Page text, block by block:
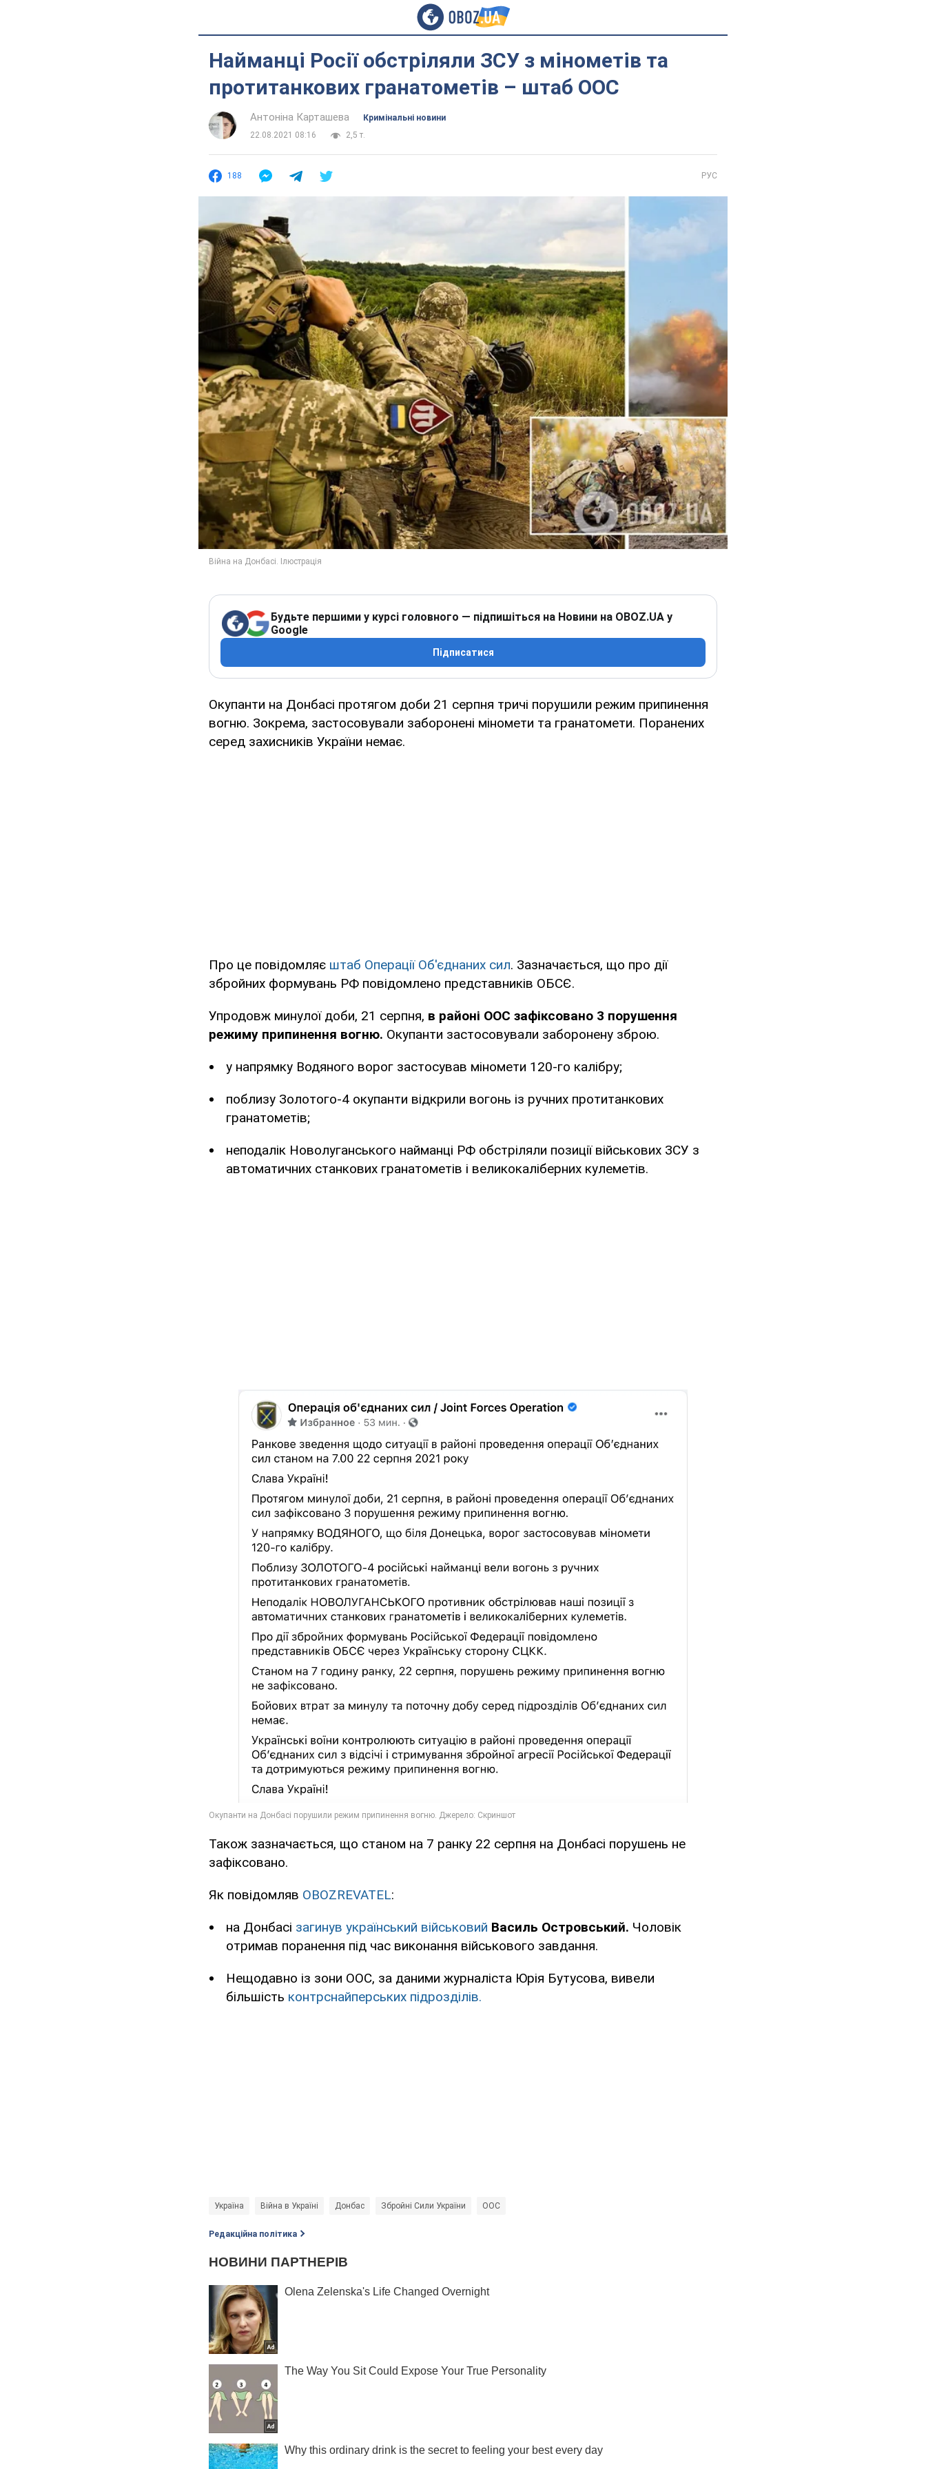
Найманці Росії обстріляли ЗСУ з мінометів та
протитанкових гранатометів – штаб ООС
Антоніна Карташева
Кримінальні новини
22.08.2021 08:16
2,5 т.
188 РУС
Будьте першими у курсі головного — підпишіться на Новини на OBOZ.UA у
Google
Підписатися
Окупанти на Донбасі протягом доби 21 серпня тричі порушили режим припинення
вогню. Зокрема, застосовували заборонені міномети та гранатомети. Поранених
серед захисників України немає.
Про це повідомляє штаб Операції Об'єднаних сил. Зазначається, що про дії
збройних формувань РФ повідомлено представників ОБСЄ.
Упродовж минулої доби, 21 серпня, в районі ООС зафіксовано 3 порушення
режиму припинення вогню. Окупанти застосовували заборонену зброю.
у напрямку Водяного ворог застосував міномети 120-го калібру;
поблизу Золотого-4 окупанти відкрили вогонь із ручних протитанкових
гранатометів;
неподалік Новолуганського найманці РФ обстріляли позиції військових ЗСУ з
автоматичних станкових гранатометів і великокаліберних кулеметів.
Також зазначається, що станом на 7 ранку 22 серпня на Донбасі порушень не
зафіксовано.
Як повідомляв OBOZREVATEL:
на Донбасі загинув український військовий Василь Островський. Чоловік
отримав поранення під час виконання військового завдання.
Нещодавно із зони ООС, за даними журналіста Юрія Бутусова, вивели
більшість контрснайперських підрозділів.
Україна Війна в Україні Донбас Збройні Сили України ООС
Редакційна політика